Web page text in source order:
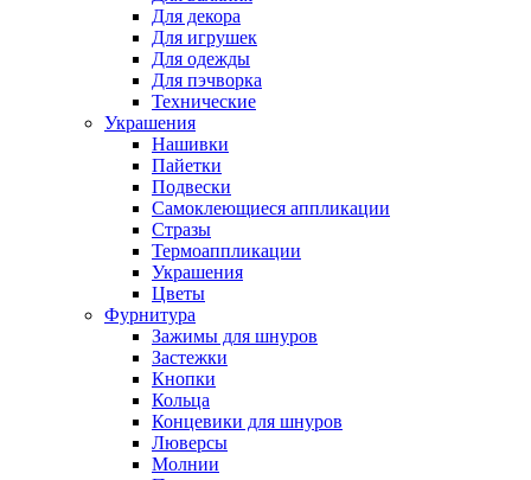
Для декора
Для игрушек
Для одежды
Для пэчворка
Технические
Украшения
Нашивки
Пайетки
Подвески
Самоклеющиеся аппликации
Стразы
Термоаппликации
Украшения
Цветы
Фурнитура
Зажимы для шнуров
Застежки
Кнопки
Кольца
Концевики для шнуров
Люверсы
Молнии